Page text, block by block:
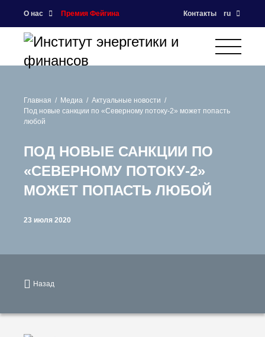
О нас Премия Фейгина Контакты ru
Главная Медиа
Актуальные новости
Под новые санкции по «Северному потоку-2» может попасть
любой
ПОД НОВЫЕ САНКЦИИ ПО
«СЕВЕРНОМУ ПОТОКУ-2»
МОЖЕТ ПОПАСТЬ ЛЮБОЙ
23 июля 2020
Назад